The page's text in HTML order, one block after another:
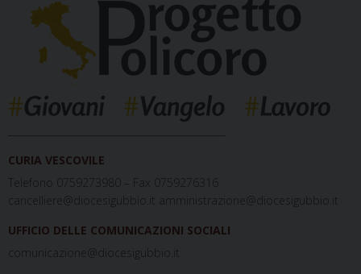
CURIA VESCOVILE
Telefono 0759273980 – Fax 0759276316
cancelliere@diocesigubbio.it amministrazione@diocesigubbio.it
UFFICIO DELLE COMUNICAZIONI SOCIALI
comunicazione@diocesigubbio.it